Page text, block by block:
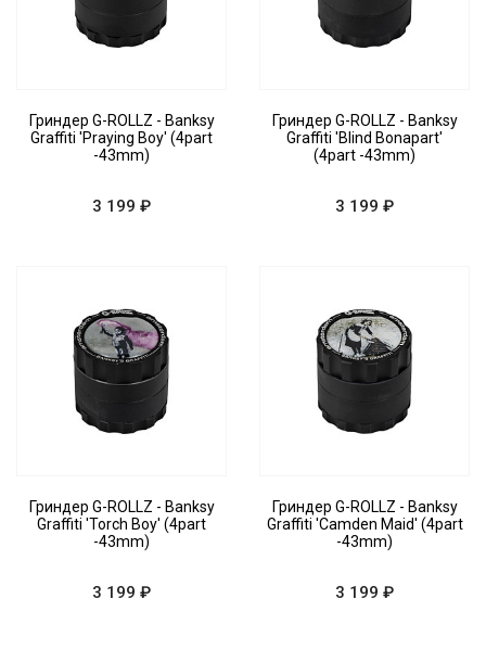
Гриндер G-ROLLZ - Banksy
Graffiti 'Praying Boy' (4part
-43mm)
3 199 ₽
Гриндер G-ROLLZ - Banksy
Graffiti 'Blind Bonapart'
(4part -43mm)
3 199 ₽
Гриндер G-ROLLZ - Banksy
Graffiti 'Torch Boy' (4part
-43mm)
3 199 ₽
Гриндер G-ROLLZ - Banksy
Graffiti 'Camden Maid' (4part
-43mm)
3 199 ₽